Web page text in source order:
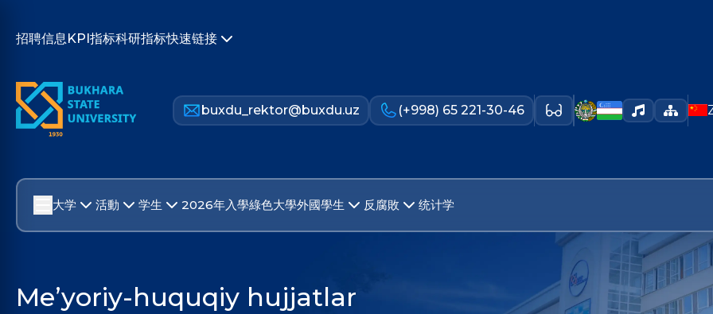
招聘信息KPI指标科研指标快速链接
buxdu_rektor@buxdu.uz (+998) 65 221-30-46
大学 活動 学生 2026年入學綠色大學外國學生 反腐敗 统计学
Me’yoriy-huquqiy hujjatlar